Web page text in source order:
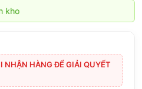
NHẬN HÀNG ĐỂ GIẢI QUYẾT